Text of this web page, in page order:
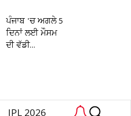
ਪੰਜਾਬ 'ਚ ਅਗਲੇ 5
ਦਿਨਾਂ ਲਈ ਮੌਸਮ
ਦੀ ਵੱਡੀ...